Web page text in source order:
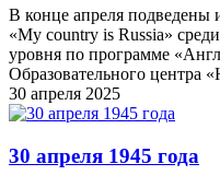
В конце апреля подведены
«My country is Russia»
уровня по программе
Образовательного центра
30 апреля 2025
30 апреля 1945 года